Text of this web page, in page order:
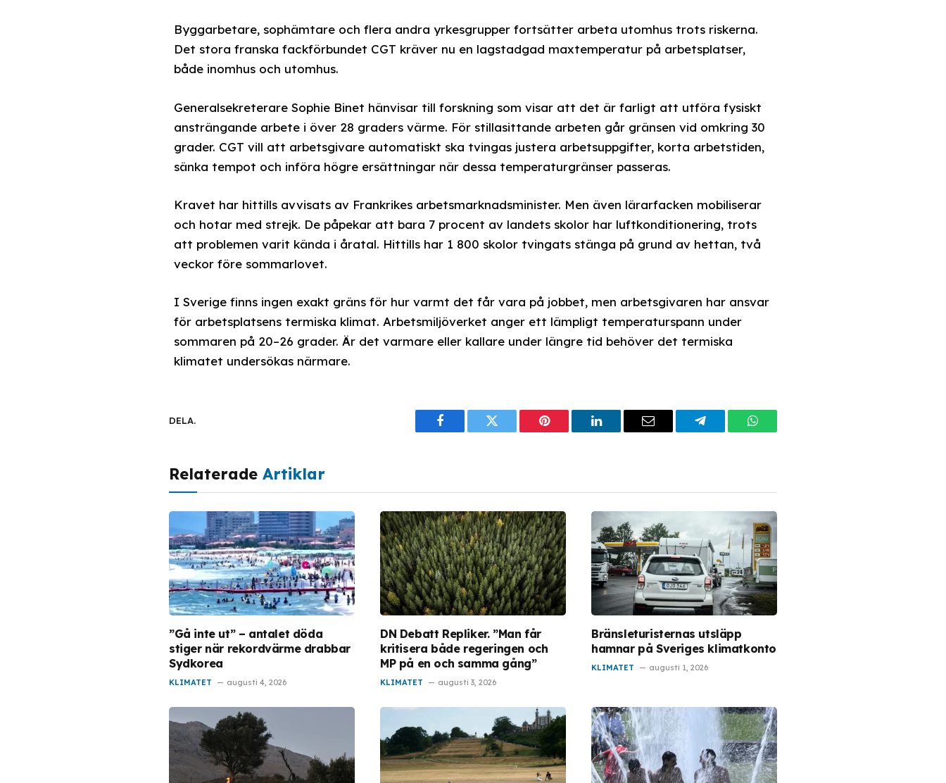
Byggarbetare, sophämtare och flera andra yrkesgrupper fortsätter arbeta utomhus trots riskerna.
Det stora franska fackförbundet CGT kräver nu en lagstadgad maxtemperatur på arbetsplatser,
både inomhus och utomhus.
Generalsekreterare Sophie Binet hänvisar till forskning som visar att det är farligt att utföra fysiskt
ansträngande arbete i över 28 graders värme. För stillasittande arbeten går gränsen vid omkring 30
grader. CGT vill att arbetsgivare automatiskt ska tvingas justera arbetsuppgifter, korta arbetstiden,
sänka tempot och införa högre ersättningar när dessa temperaturgränser passeras.
Kravet har hittills avvisats av Frankrikes arbetsmarknadsminister. Men även lärarfacken mobiliserar
och hotar med strejk. De påpekar att bara 7 procent av landets skolor har luftkonditionering, trots
att problemen varit kända i åratal. Hittills har 1 800 skolor tvingats stänga på grund av hettan, två
veckor före sommarlovet.
I Sverige finns ingen exakt gräns för hur varmt det får vara på jobbet, men arbetsgivaren har ansvar
för arbetsplatsens termiska klimat. Arbetsmiljöverket anger ett lämpligt temperaturspann under
sommaren på 20–26 grader. Är det varmare eller kallare under längre tid behöver det termiska
klimatet undersökas närmare.
DELA.
FacebookTwitter PinterestLinkedInEmail TelegramWhatsApp
Relaterade Artiklar
”Gå inte ut” – antalet döda
stiger när rekordvärme drabbar
Sydkorea
KLIMATET augusti 4, 2026
DN Debatt Repliker. ”Man får
kritisera både regeringen och
MP på en och samma gång”
KLIMATET augusti 3, 2026
Bränsleturisternas utsläpp
hamnar på Sveriges klimatkonto
KLIMATET augusti 1, 2026